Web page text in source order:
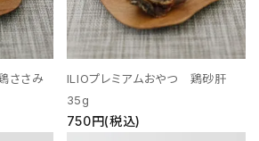
ささみ
ILIOプレミアムおやつ 鶏砂肝
35g
750円(税込)